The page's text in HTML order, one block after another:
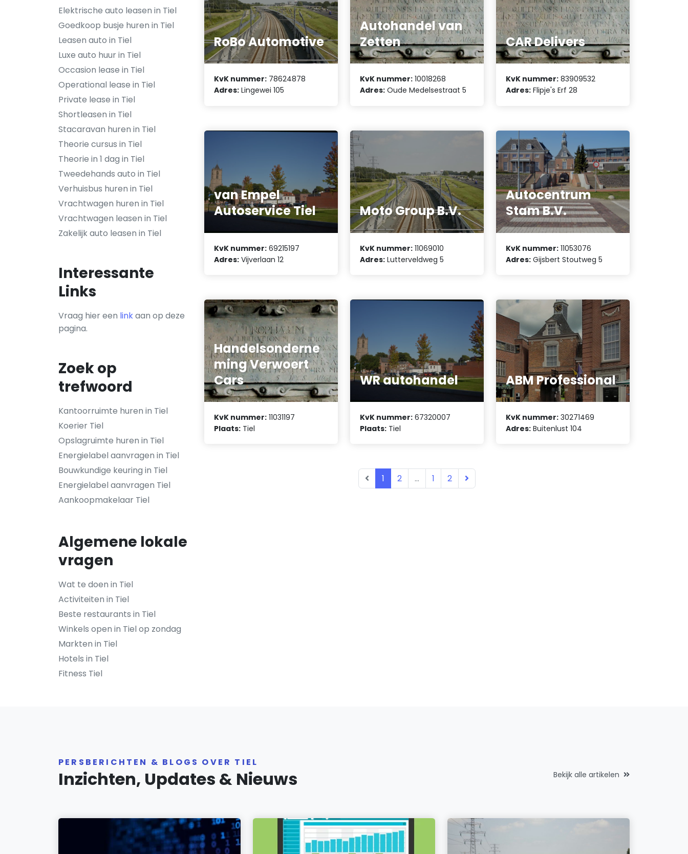
Elektrische auto leasen in Tiel
Goedkoop busje huren in Tiel
Leasen auto in Tiel
Luxe auto huur in Tiel
Occasion lease in Tiel
Operational lease in Tiel
Private lease in Tiel
Shortleasen in Tiel
Stacaravan huren in Tiel
Theorie cursus in Tiel
Theorie in 1 dag in Tiel
Tweedehands auto in Tiel
Verhuisbus huren in Tiel
Vrachtwagen huren in Tiel
Vrachtwagen leasen in Tiel
Zakelijk auto leasen in Tiel
Interessante
Links
Vraag hier een linkaan op deze
pagina.
Zoek op
trefwoord
Kantoorruimte huren in Tiel
Koerier Tiel
Opslagruimte huren in Tiel
Energielabel aanvragen in Tiel
Bouwkundige keuring in Tiel
Energielabel aanvragen Tiel
Aankoopmakelaar Tiel
Algemene lokale
vragen
Wat te doen in Tiel
Activiteiten in Tiel
Beste restaurants in Tiel
Winkels open in Tiel op zondag
Markten in Tiel
Hotels in Tiel
Fitness Tiel
RoBo Automotive
KvK nummer: 78624878
Adres: Lingewei 105
Autohandel van
Zetten
KvK nummer: 10018268
Adres: Oude Medelsestraat 5
CAR Delivers
KvK nummer: 83909532
Adres: Flipje's Erf 28
van Empel
Autoservice Tiel
KvK nummer: 69215197
Adres: Vijverlaan 12
Moto Group B.V.
KvK nummer: 11069010
Adres: Lutterveldweg 5
Autocentrum
Stam B.V.
KvK nummer: 11053076
Adres: Gijsbert Stoutweg 5
Handelsonderne
ming Verwoert
Cars
KvK nummer: 11031197
Plaats: Tiel
WR autohandel
KvK nummer: 67320007
Plaats: Tiel
ABM Professional
KvK nummer: 30271469
Adres: Buitenlust 104
1 2 ... 1 2
PERSBERICHTEN & BLOGS OVER TIEL
Inzichten, Updates & Nieuws Bekijk alle artikelen